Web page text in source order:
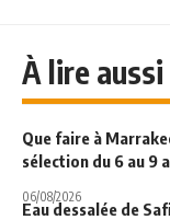
À lire
Que faire à
sélection du 6 au 9
06/08/2026
Eau dessalée de